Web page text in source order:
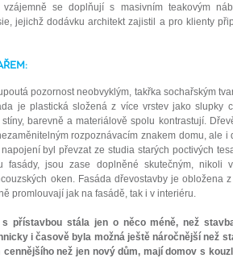
se doplňují s masivním teakovým
jejichž dodávku architekt zajistil a pro klienty
pozornost neobvyklým, takřka sochařským
je plastická složená z více vrstev jako slupky
barevně a materiálově spolu kontrastují.
rozpoznávacím znakem domu, ale
byl převzat ze studia starých poctivých
jsou zase doplněné skutečným, nikoli
oken. Fasáda dřevostavby je obložena
promlouvají jak na fasádě, tak i v interiéru.
přístavbou stála jen o něco méně, než
i časově byla možná ještě náročnější než
než jen nový dům, mají domov s